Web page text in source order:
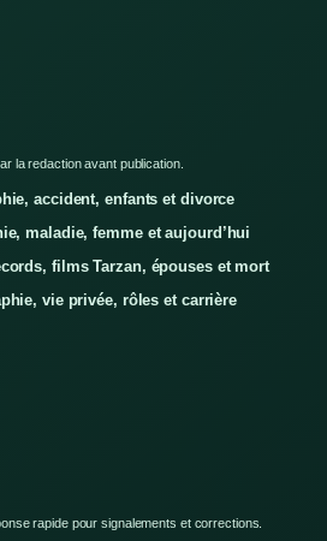
la redaction avant publication.
accident, enfants et divorce
maladie, femme et aujourd’hui
films Tarzan, épouses et mort
vie privée, rôles et carrière
rapide pour signalements et corrections.